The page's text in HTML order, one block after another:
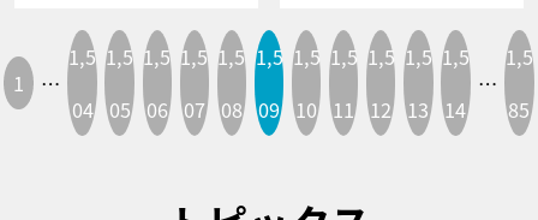
1 …
1,5
04
1,5
05
1,5
06
1,5
07
1,5
08
1,5
09
1,5
10
1,5
11
1,5
12
1,5
13
1,5
14
…
1,5
85